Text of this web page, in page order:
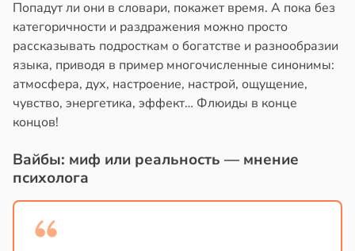
Попадут ли они в словари, покажет время. А пока без
категоричности и раздражения можно просто
рассказывать подросткам о богатстве и разнообразии
языка, приводя в пример многочисленные синонимы:
атмосфера, дух, настроение, настрой, ощущение,
чувство, энергетика, эффект… Флюиды в конце
концов!
Вайбы: миф или реальность — мнение
психолога